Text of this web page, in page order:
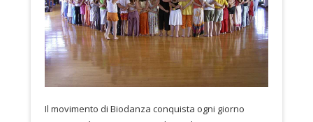
Il movimento di Biodanza conquista ogni giorno